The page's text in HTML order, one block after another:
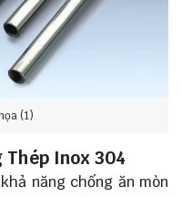
(1)
Thép Inox 304
năng chống ăn mòn